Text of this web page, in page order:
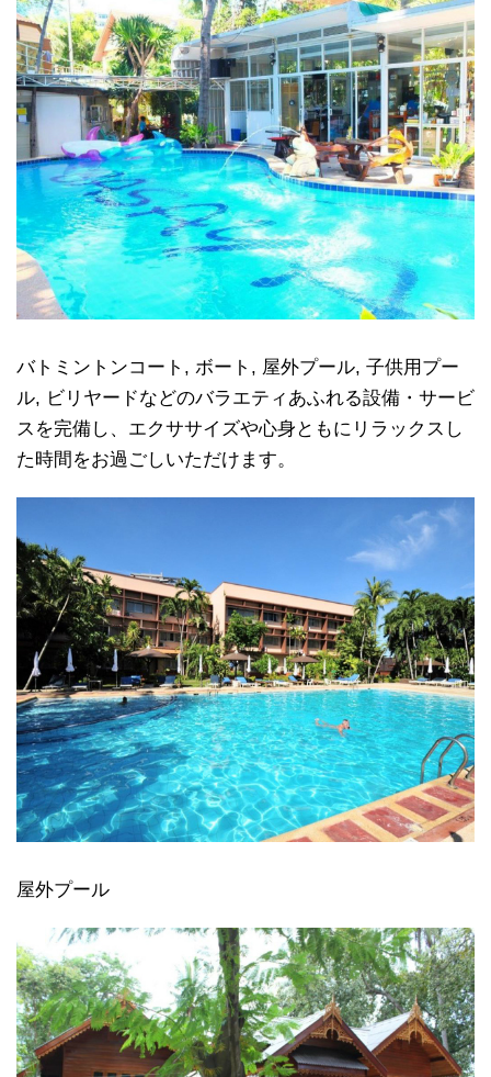
バトミントンコート, ボート, 屋外プール, 子供用プー
ル, ビリヤードなどのバラエティあふれる設備・サービ
スを完備し、エクササイズや心身ともにリラックスし
た時間をお過ごしいただけます。
屋外プール